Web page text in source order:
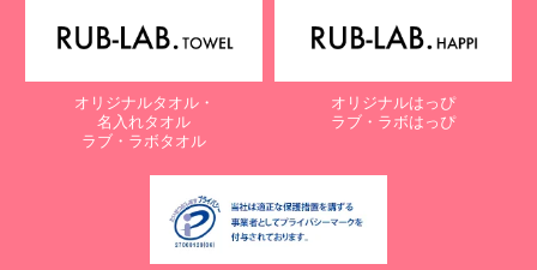
オリジナルタオル・
名入れタオル
ラブ・ラボタオル
オリジナルはっぴ
ラブ・ラボはっぴ